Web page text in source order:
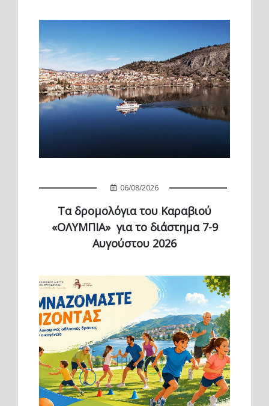
06/08/2026
Τα δρομολόγια του Καραβιού
«ΟΛΥΜΠΙΑ» για το διάστημα 7-9
Αυγούστου 2026